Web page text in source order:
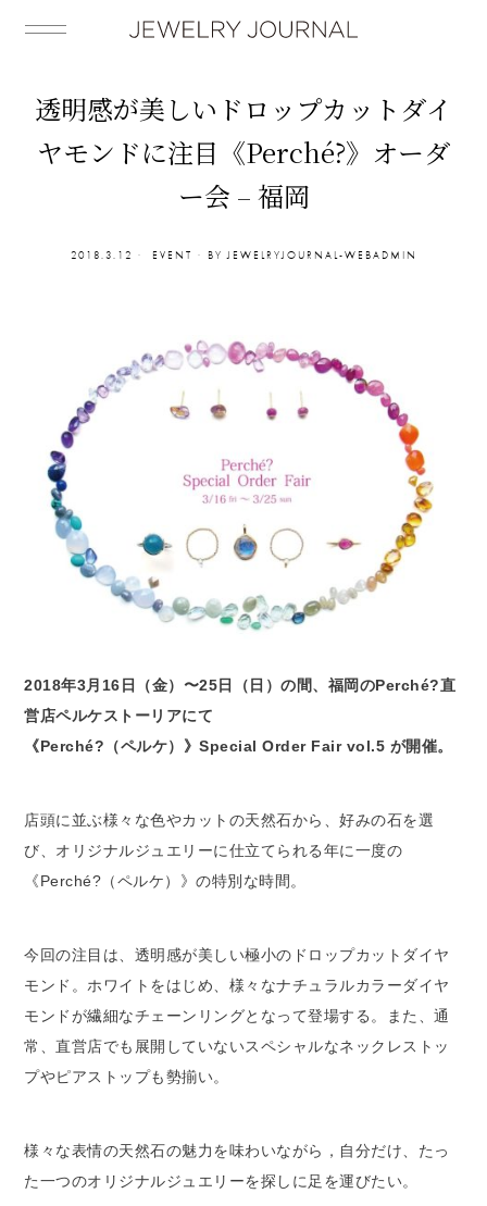
透明感が美しいドロップカットダイ
ヤモンドに注目《Perché?》オーダ
ー会 – 福岡
2018.3.12 EVENT BY JEWELRYJOURNAL-WEBADMIN
2018年3月16日（金）〜25日（日）の間、福岡のPerché?直
営店ペルケストーリアにて
《Perché?（ペルケ）》Special Order Fair vol.5 が開催。
店頭に並ぶ様々な色やカットの天然石から、好みの石を選
び、オリジナルジュエリーに仕立てられる年に一度の
《Perché?（ペルケ）》の特別な時間。
今回の注目は、透明感が美しい極小のドロップカットダイヤ
モンド。ホワイトをはじめ、様々なナチュラルカラーダイヤ
モンドが繊細なチェーンリングとなって登場する。また、通
常、直営店でも展開していないスペシャルなネックレストッ
プやピアストップも勢揃い。
様々な表情の天然石の魅力を味わいながら，自分だけ、たっ
た一つのオリジナルジュエリーを探しに足を運びたい。